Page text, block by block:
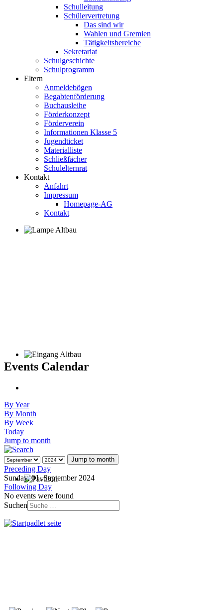
Schulleitung
Schülervertretung
Das sind wir
Wahlen und Gremien
Tätigkeitsbereiche
Sekretariat
Schulgeschichte
Schulprogramm
Eltern
Anmeldebögen
Begabtenförderung
Buchausleihe
Förderkonzept
Förderverein
Informationen Klasse 5
Jugendticket
Materialliste
Schließfächer
Schulelternrat
Kontakt
Anfahrt
Impressum
Homepage-AG
Kontakt
Events Calendar
By Year
By Month
By Week
Today
Jump to month
Jump to month
Preceding Day
Sunday, 01. September 2024
Following Day
No events were found
Suchen